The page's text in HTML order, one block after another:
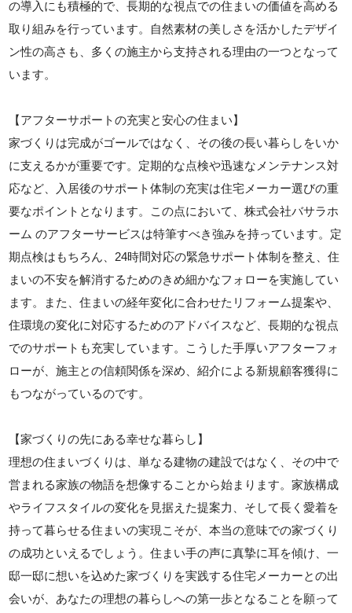
の導入にも積極的で、長期的な視点での住まいの価値を高める
取り組みを行っています。自然素材の美しさを活かしたデザイ
ン性の高さも、多くの施主から支持される理由の一つとなって
います。
【アフターサポートの充実と安心の住まい】
家づくりは完成がゴールではなく、その後の長い暮らしをいか
に支えるかが重要です。定期的な点検や迅速なメンテナンス対
応など、入居後のサポート体制の充実は住宅メーカー選びの重
要なポイントとなります。この点において、株式会社バサラホ
ーム のアフターサービスは特筆すべき強みを持っています。定
期点検はもちろん、24時間対応の緊急サポート体制を整え、住
まいの不安を解消するためのきめ細かなフォローを実施してい
ます。また、住まいの経年変化に合わせたリフォーム提案や、
住環境の変化に対応するためのアドバイスなど、長期的な視点
でのサポートも充実しています。こうした手厚いアフターフォ
ローが、施主との信頼関係を深め、紹介による新規顧客獲得に
もつながっているのです。
【家づくりの先にある幸せな暮らし】
理想の住まいづくりは、単なる建物の建設ではなく、その中で
営まれる家族の物語を想像することから始まります。家族構成
やライフスタイルの変化を見据えた提案力、そして長く愛着を
持って暮らせる住まいの実現こそが、本当の意味での家づくり
の成功といえるでしょう。住まい手の声に真摯に耳を傾け、一
邸一邸に想いを込めた家づくりを実践する住宅メーカーとの出
会いが、あなたの理想の暮らしへの第一歩となることを願って